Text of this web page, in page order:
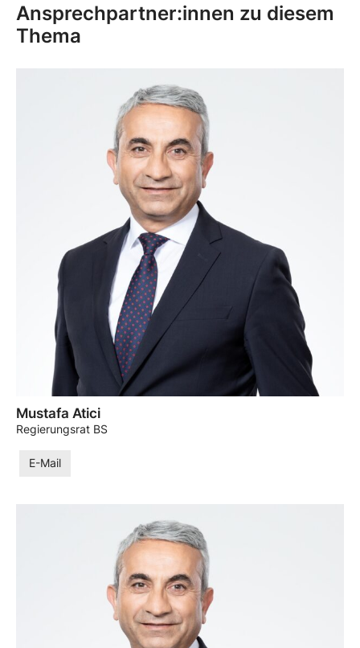
Ansprechpartner:innen zu diesem
Thema
Mustafa Atici
Regierungsrat BS
E-Mail